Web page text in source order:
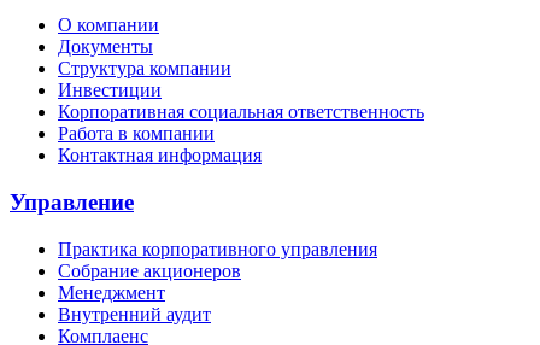
О компании
Документы
Структура компании
Инвестиции
Корпоративная социальная ответственность
Работа в компании
Контактная информация
Управление
Практика корпоративного управления
Собрание акционеров
Менеджмент
Внутренний аудит
Комплаенс